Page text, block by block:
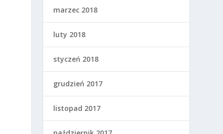
marzec 2018
luty 2018
styczeń 2018
grudzień 2017
listopad 2017